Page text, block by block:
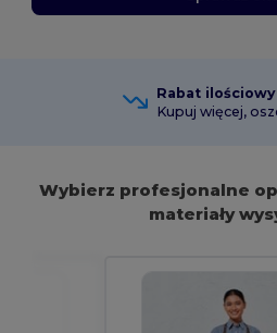
Rabat ilościowy
Kupuj więcej,
Wybierz profesjonalne
materiały